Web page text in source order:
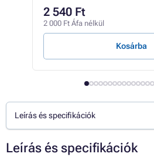
2 540 Ft
2 000 Ft Áfa nélkül
Kosárba
Leírás és specifikációk
Leírás és specifikációk